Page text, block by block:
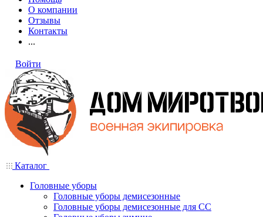
О компании
Отзывы
Контакты
...
Войти
Каталог
Головные уборы
Головные уборы демисезонные
Головные уборы демисезонные для СС